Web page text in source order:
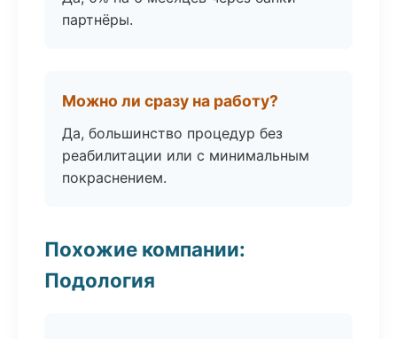
партнёры.
Можно ли сразу на работу?
Да, большинство процедур без
реабилитации или с минимальным
покраснением.
Похожие компании:
Подология